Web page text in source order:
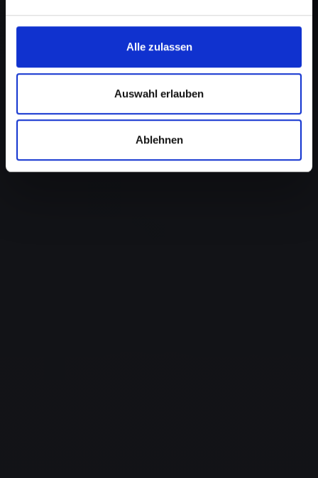
Alle zulassen
Auswahl erlauben
Ablehnen